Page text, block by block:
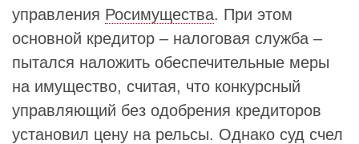
управления Росимущества. При этом
основной кредитор – налоговая служба –
пытался наложить обеспечительные меры
на имущество, считая, что конкурсный
управляющий без одобрения кредиторов
установил цену на рельсы. Однако суд счел